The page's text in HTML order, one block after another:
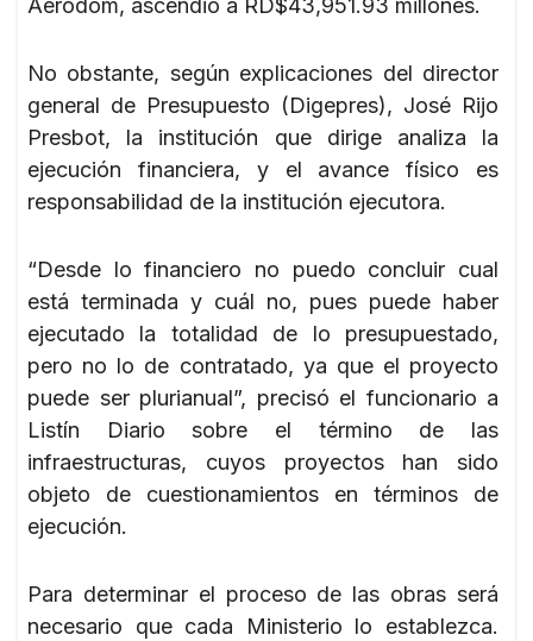
Aerodom, ascendió a RD$43,951.93 millones.
No obstante, según explicaciones del director
general de Presupuesto (Digepres), José Rijo
Presbot, la institución que dirige analiza la
ejecución financiera, y el avance físico es
responsabilidad de la institución ejecutora.
“Desde lo financiero no puedo concluir cual
está terminada y cuál no, pues puede haber
ejecutado la totalidad de lo presupuestado,
pero no lo de contratado, ya que el proyecto
puede ser plurianual”, precisó el funcionario a
Listín Diario sobre el término de las
infraestructuras, cuyos proyectos han sido
objeto de cuestionamientos en términos de
ejecución.
Para determinar el proceso de las obras será
necesario que cada Ministerio lo establezca.